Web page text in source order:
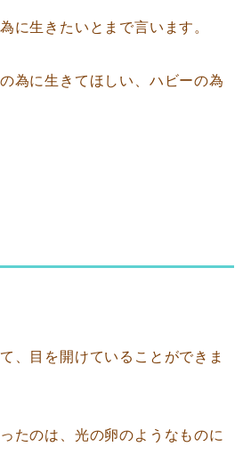
に生きたいとまで言います。
為に生きてほしい、ハビーの為
、目を開けていることができま
たのは、光の卵のようなものに